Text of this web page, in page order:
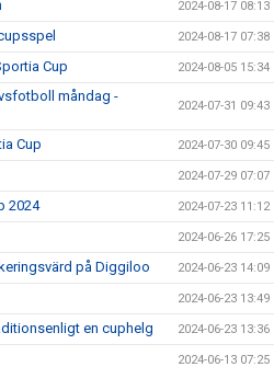
2024-08-17 08:13
2024-08-17 07:38
Cup 2024-08-05 15:34
måndag -
2024-07-31 09:43
Cup 2024-07-30 09:45
2024-07-29 07:07
2024 2024-07-23 11:12
2024-06-26 17:25
på Diggiloo 2024-06-23 14:09
2024-06-23 13:49
en cuphelg 2024-06-23 13:36
2024-06-13 07:25